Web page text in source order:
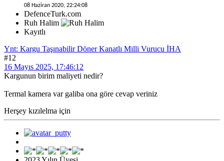
08 Haziran 2020, 22:24:08
DefenceTurk.com
Ruh Halim
Kayıtlı
Ynt: Kargu Taşınabilir Döner Kanatlı Milli Vurucu İHA
#12
16 Mayıs 2025, 17:46:12
Kargunun birim maliyeti nedir?
Termal kamera var galiba ona göre cevap veriniz
Herşey kızılelma için